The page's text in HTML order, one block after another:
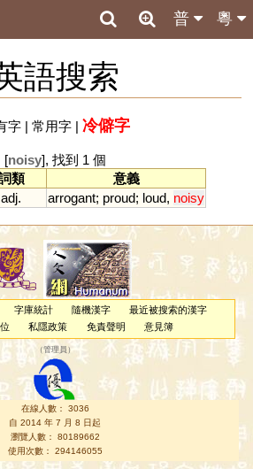
粵
普
語搜索
字| 常用字| 冷僻字
[noisy], 找到 1 個
類
意義
adj. arrogant; proud; loud, noisy
字庫統計 隨機漢字
最近被搜索的漢字
私隱政策 免責聲明 意見簿
（管理員 ）
在線人數： 3036
自 2014 年 7 月 8 日起
瀏覽人數： 80189662
使用次數： 294146055